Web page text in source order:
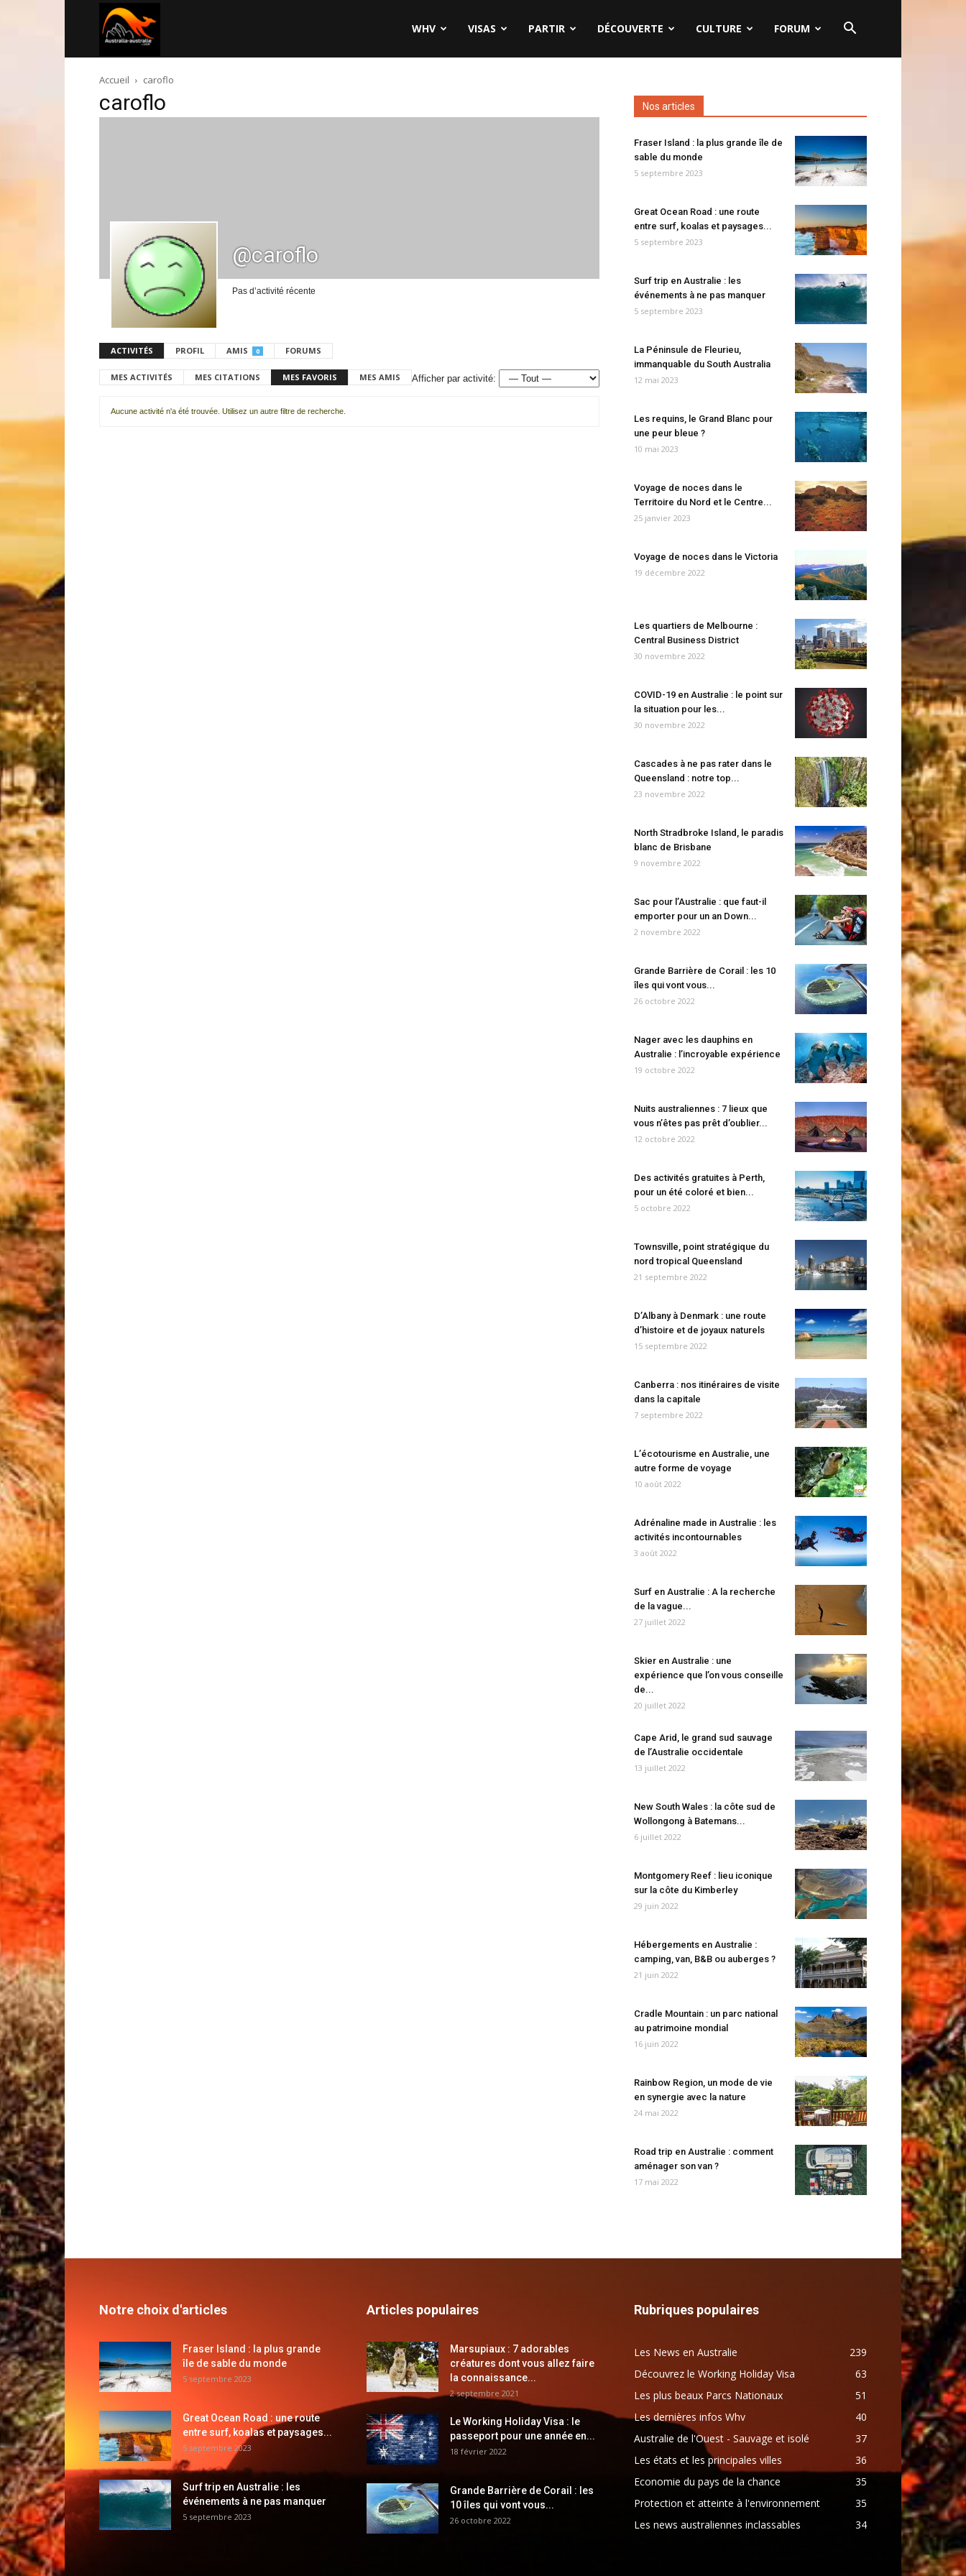
australie.com
WHV VISAS PARTIR DÉCOUVERTE CULTURE FORUM
Accueil caroflo
caroflo
@caroflo
Pas d’activité récente
ACTIVITÉS PROFIL AMIS 0 FORUMS
MES ACTIVITÉS MES CITATIONS MES FAVORIS MES AMIS Afficher par activité:
Aucune activité n'a été trouvée. Utilisez un autre filtre de recherche.
Nos articles
Fraser Island : la plus grande île de
sable du monde
5 septembre 2023
Great Ocean Road : une route
entre surf, koalas et paysages...
5 septembre 2023
Surf trip en Australie : les
événements à ne pas manquer
5 septembre 2023
La Péninsule de Fleurieu,
immanquable du South Australia
12 mai 2023
Les requins, le Grand Blanc pour
une peur bleue ?
10 mai 2023
Voyage de noces dans le
Territoire du Nord et le Centre...
25 janvier 2023
Voyage de noces dans le Victoria
19 décembre 2022
Les quartiers de Melbourne :
Central Business District
30 novembre 2022
COVID-19 en Australie : le point sur
la situation pour les...
30 novembre 2022
Cascades à ne pas rater dans le
Queensland : notre top...
23 novembre 2022
North Stradbroke Island, le paradis
blanc de Brisbane
9 novembre 2022
Sac pour l’Australie : que faut-il
emporter pour un an Down...
2 novembre 2022
Grande Barrière de Corail : les 10
îles qui vont vous...
26 octobre 2022
Nager avec les dauphins en
Australie : l’incroyable expérience
19 octobre 2022
Nuits australiennes : 7 lieux que
vous n’êtes pas prêt d’oublier...
12 octobre 2022
Des activités gratuites à Perth,
pour un été coloré et bien...
5 octobre 2022
Townsville, point stratégique du
nord tropical Queensland
21 septembre 2022
D’Albany à Denmark : une route
d’histoire et de joyaux naturels
15 septembre 2022
Canberra : nos itinéraires de visite
dans la capitale
7 septembre 2022
L’écotourisme en Australie, une
autre forme de voyage
10 août 2022
Adrénaline made in Australie : les
activités incontournables
3 août 2022
Surf en Australie : A la recherche
de la vague...
27 juillet 2022
Skier en Australie : une
expérience que l’on vous conseille
de...
20 juillet 2022
Cape Arid, le grand sud sauvage
de l’Australie occidentale
13 juillet 2022
New South Wales : la côte sud de
Wollongong à Batemans...
6 juillet 2022
Montgomery Reef : lieu iconique
sur la côte du Kimberley
29 juin 2022
Hébergements en Australie :
camping, van, B&B ou auberges ?
21 juin 2022
Cradle Mountain : un parc national
au patrimoine mondial
16 juin 2022
Rainbow Region, un mode de vie
en synergie avec la nature
24 mai 2022
Road trip en Australie : comment
aménager son van ?
17 mai 2022
Notre choix d'articles
Fraser Island : la plus grande
île de sable du monde
5 septembre 2023
Great Ocean Road : une route
entre surf, koalas et paysages...
5 septembre 2023
Surf trip en Australie : les
événements à ne pas manquer
5 septembre 2023
Articles populaires
Marsupiaux : 7 adorables
créatures dont vous allez faire
la connaissance...
2 septembre 2021
Le Working Holiday Visa : le
passeport pour une année en...
18 février 2022
Grande Barrière de Corail : les
10 îles qui vont vous...
26 octobre 2022
Rubriques populaires
Les News en Australie
239
Découvrez le Working Holiday Visa
63
Les plus beaux Parcs Nationaux
51
Les dernières infos Whv
40
Australie de l'Ouest - Sauvage et isolé
37
Les états et les principales villes
36
Economie du pays de la chance
35
Protection et atteinte à l'environnement
35
Les news australiennes inclassables
34